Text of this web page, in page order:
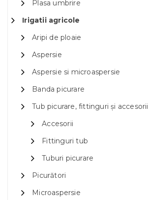
Plasa umbrire
Irigatii agricole
Aripi de ploaie
Aspersie
Aspersie si microaspersie
Banda picurare
Tub picurare, fittinguri și accesorii
Accesorii
Fittinguri tub
Tuburi picurare
Picurători
Microaspersie